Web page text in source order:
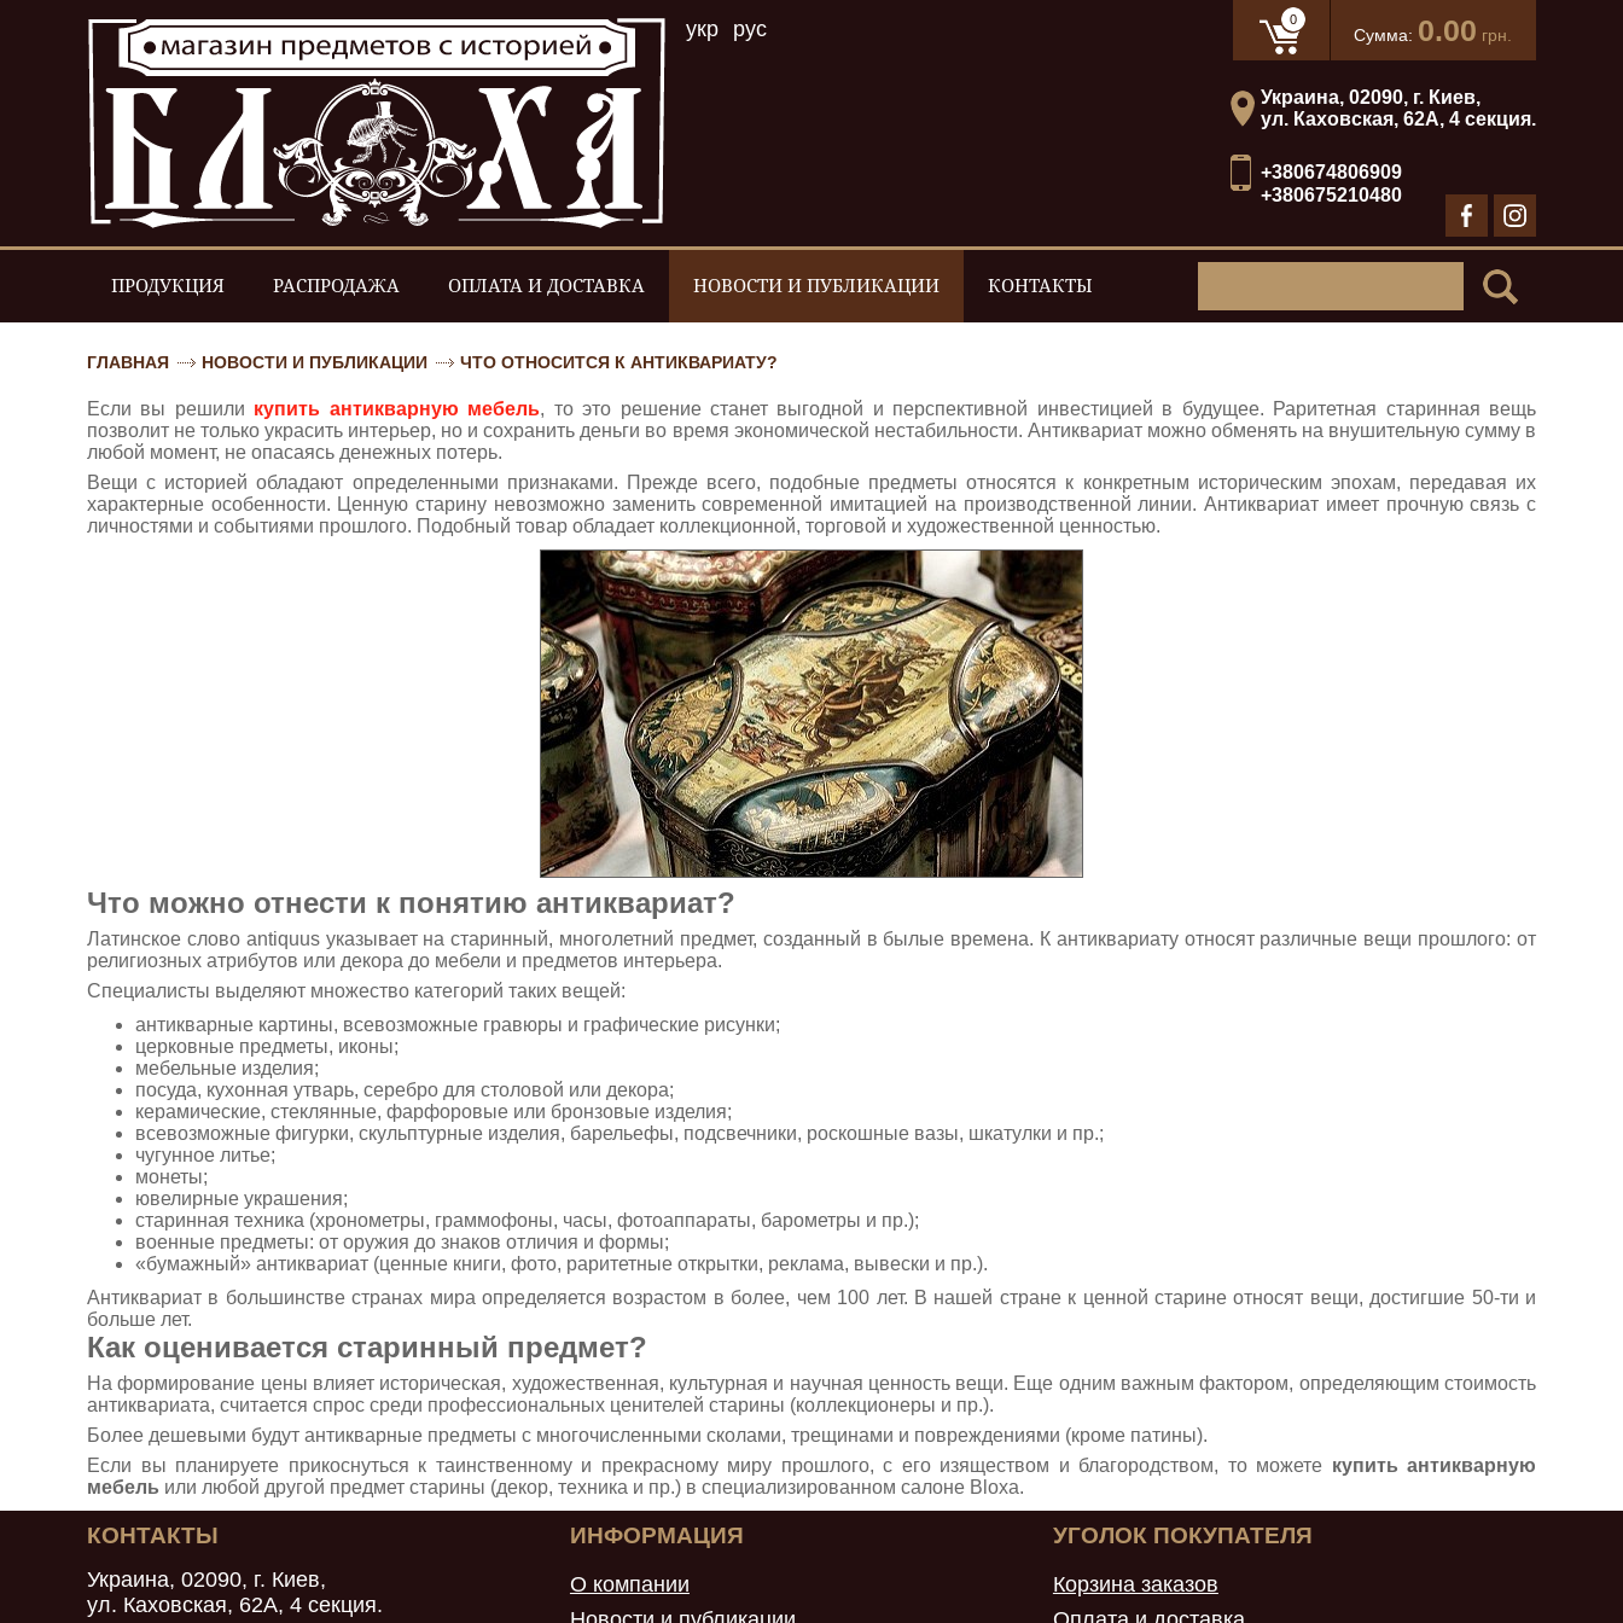
0
Сумма: 0.00 грн.
укр рус
Украина, 02090, г. Киев,
ул. Каховская, 62А, 4 секция.
+380674806909
+380675210480
ПРОДУКЦИЯ РАСПРОДАЖА ОПЛАТА И ДОСТАВКА НОВОСТИ И ПУБЛИКАЦИИ КОНТАКТЫ
ГЛАВНАЯ НОВОСТИ И ПУБЛИКАЦИИ ЧТО ОТНОСИТСЯ К АНТИКВАРИАТУ?
Если вы решили купить антикварную мебель, то это решение станет выгодной и перспективной инвестицией в будущее. Раритетная старинная вещь
позволит не только украсить интерьер, но и сохранить деньги во время экономической нестабильности. Антиквариат можно обменять на внушительную сумму в
любой момент, не опасаясь денежных потерь.
Вещи с историей обладают определенными признаками. Прежде всего, подобные предметы относятся к конкретным историческим эпохам, передавая их
характерные особенности. Ценную старину невозможно заменить современной имитацией на производственной линии. Антиквариат имеет прочную связь с
личностями и событиями прошлого. Подобный товар обладает коллекционной, торговой и художественной ценностью.
Что можно отнести к понятию антиквариат?
Латинское слово antiquus указывает на старинный, многолетний предмет, созданный в былые времена. К антиквариату относят различные вещи прошлого: от
религиозных атрибутов или декора до мебели и предметов интерьера.
Специалисты выделяют множество категорий таких вещей:
антикварные картины, всевозможные гравюры и графические рисунки;
церковные предметы, иконы;
мебельные изделия;
посуда, кухонная утварь, серебро для столовой или декора;
керамические, стеклянные, фарфоровые или бронзовые изделия;
всевозможные фигурки, скульптурные изделия, барельефы, подсвечники, роскошные вазы, шкатулки и пр.;
чугунное литье;
монеты;
ювелирные украшения;
старинная техника (хронометры, граммофоны, часы, фотоаппараты, барометры и пр.);
военные предметы: от оружия до знаков отличия и формы;
«бумажный» антиквариат (ценные книги, фото, раритетные открытки, реклама, вывески и пр.).
Антиквариат в большинстве странах мира определяется возрастом в более, чем 100 лет. В нашей стране к ценной старине относят вещи, достигшие 50-ти и
больше лет.
Как оценивается старинный предмет?
На формирование цены влияет историческая, художественная, культурная и научная ценность вещи. Еще одним важным фактором, определяющим стоимость
антиквариата, считается спрос среди профессиональных ценителей старины (коллекционеры и пр.).
Более дешевыми будут антикварные предметы с многочисленными сколами, трещинами и повреждениями (кроме патины).
Если вы планируете прикоснуться к таинственному и прекрасному миру прошлого, с его изяществом и благородством, то можете купить антикварную
мебель или любой другой предмет старины (декор, техника и пр.) в специализированном салоне Bloxa.
КОНТАКТЫ
Украина, 02090, г. Киев,
ул. Каховская, 62А, 4 секция.
ИНФОРМАЦИЯ
О компании
УГОЛОК ПОКУПАТЕЛЯ
Корзина заказов